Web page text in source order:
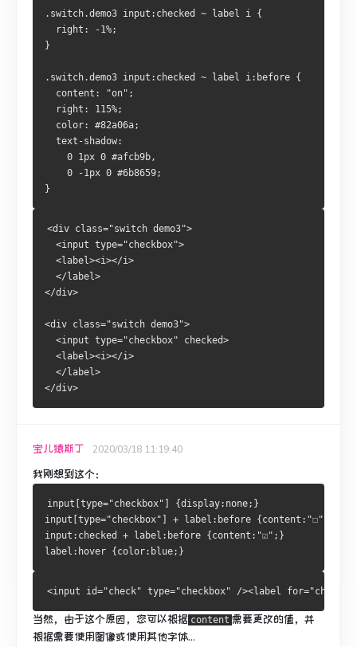
.switch.demo3 input:checked ~ label i {
  right: -1%;
}
.switch.demo3 input:checked ~ label i:before {
  content: "on";
  right: 115%;
  color: #82a06a;
  text-shadow:
    0 1px 0 #afcb9b,
    0 -1px 0 #6b8659;
}
<div class="switch demo3">
  <input type="checkbox">
  <label><i></i>
  </label>
</div>
<div class="switch demo3">
  <input type="checkbox" checked>
  <label><i></i>
  </label>
</div>
宝儿猿斯丁 2020/03/18 11:19:40
我刚想到这个：
input[type="checkbox"] {display:none;}
input[type="checkbox"] + label:before {content:"☐";}
input:checked + label:before {content:"☑";}
label:hover {color:blue;}
<input id="check" type="checkbox" /><label
当然，由于这个原因，您可以根据 content 需要更改的值，并
根据需要使用图像或使用其他字体...